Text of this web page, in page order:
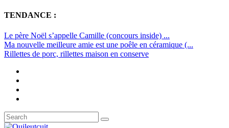
TENDANCE :
Le père Noël s’appelle Camille (concours inside) ...
Ma nouvelle meilleure amie est une poêle en céramique (...
Rillettes de porc, rillettes maison en conserve